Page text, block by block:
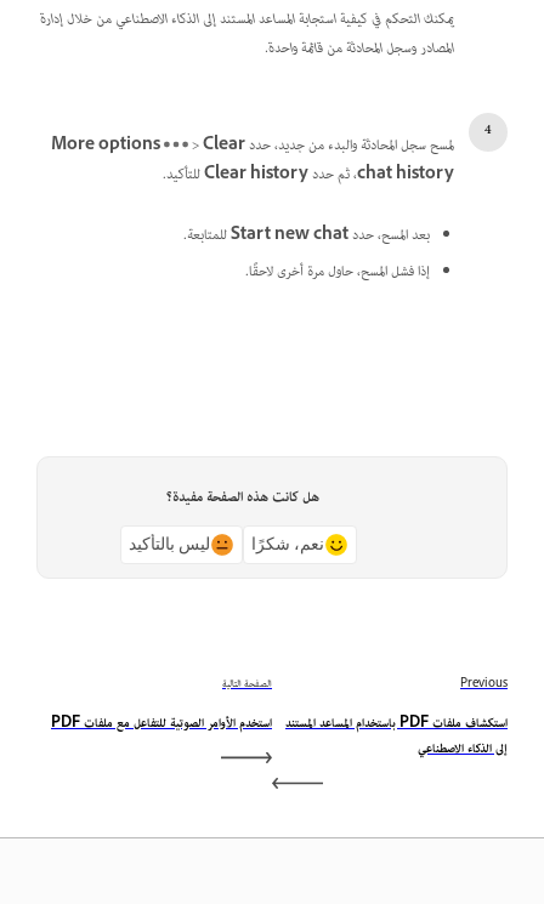
يمكنك التحكم في كيفية استجابة المساعد المستند إلى الذكاء الاصطناعي من خلال إدارة
المصادر وسجل المحادثة من قائمة واحدة.
لمسح سجل المحادثة والبدء من جديد، حدد More options >Clear
chat history، ثم حددClear historyللتأكيد.
بعد المسح، حددStart new chatللمتابعة.
إذا فشل المسح، حاول مرة أخرى لاحقًا.
هل كانت هذه الصفحة مفيدة؟
نعم، شكرًا ليس بالتأكيد
Previous
استكشاف ملفات PDF باستخدام المساعد المستند
إلى الذكاء الاصطناعي
الصفحة التالية
استخدم الأوامر الصوتية للتفاعل مع ملفات PDF